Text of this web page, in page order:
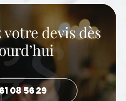
devis dès
08 56 29